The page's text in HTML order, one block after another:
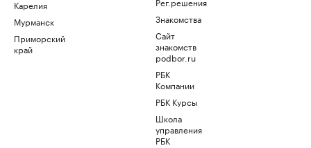
Карелия
Мурманск
Приморский
край
Знакомства
Сайт
знакомств
podbor.ru
РБК
Компании
РБК Курсы
Школа
управления
РБК